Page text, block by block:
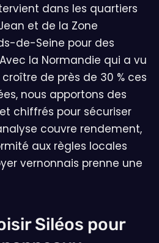
dans les quartiers
et de la Zone
de-Seine pour des
la Normandie qui a vu
de près de 30 % ces
nous apportons des
chiffrés pour sécuriser
couvre rendement,
aux règles locales
vernonnais prenne une
Siléos pour